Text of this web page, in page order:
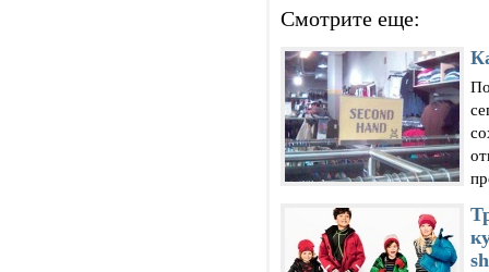
Смотрите еще: